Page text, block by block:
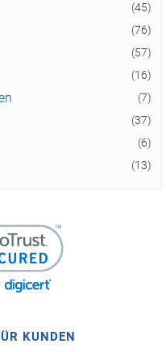
(45)
(76)
(57)
(16)
(7)
(37)
(6)
(13)
KUNDEN